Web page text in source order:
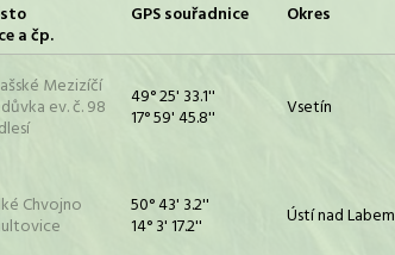
a čp.
GPS souřadnice Okres
Mezizíčí
ev. č. 98 49° 25' 33.1''
17° 59' 45.8'' Vsetín
Chvojno 50° 43' 3.2''
14° 3' 17.2'' Ústí nad Labem